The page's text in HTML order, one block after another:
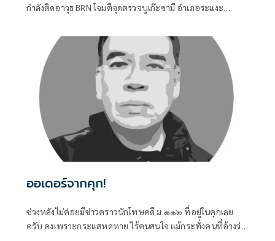
กำลังติดอาวุธ BRN โจมตีจุดตรวจบูเก๊ะซามี อำเภอระแงะ
ไม่สู้ดีเลยครับ
ออเดอร์จากคุก!
ช่วงหลังไม่ค่อยมีข่าวคราวนักโทษคดี ม.๑๑๒ ที่อยู่ในคุกเลย
ครับ คงเพราะกระแสหดหาย ไร้คนสนใจ แม้กระทั่งคนที่อ้างว่า